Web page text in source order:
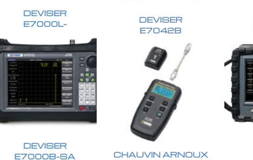
DEVISER
E7042B
DEVISER
E7000L-
DEVISER
E7000B-SA
CHAUVIN ARNOUX